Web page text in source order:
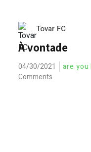
Tovar FC
À vontade
04/30/2021 are you
Comments